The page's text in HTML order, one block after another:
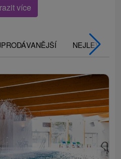
více
NEJLEVNĚJŠÍ